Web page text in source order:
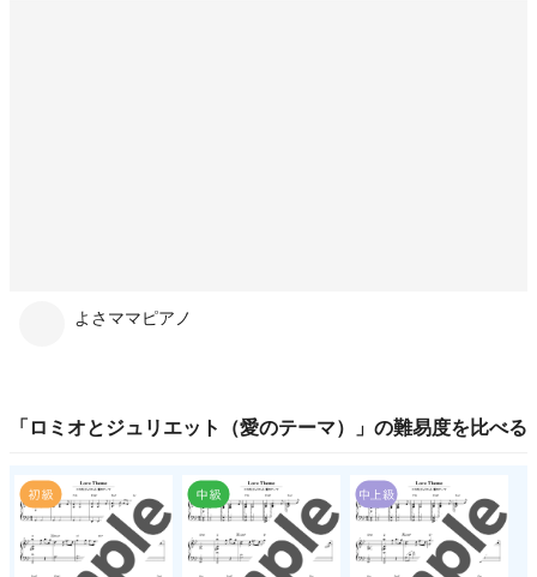
よさママピアノ
「 ロミオとジュリエット（愛のテーマ） 」の難易度を比べる